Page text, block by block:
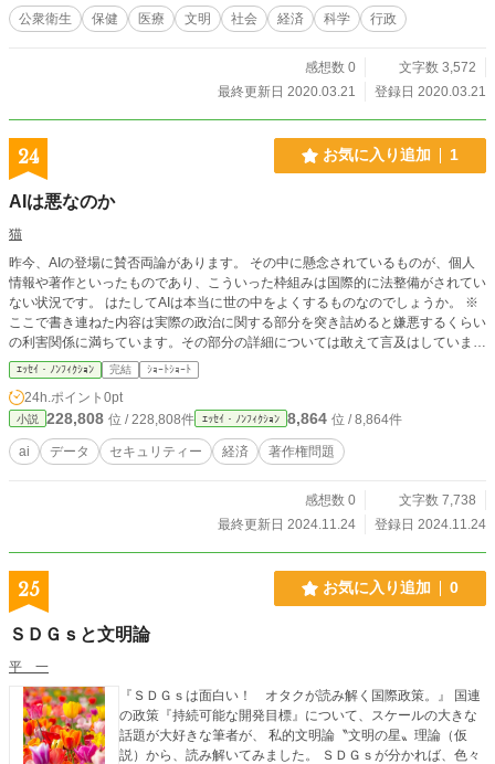
衆衛生技術を挙げるよう、 〝文明の星〟理論を訂正したいと
思います。
公衆衛生 保健 医療 文明 社会 経済 科学 行政
感想数 0
文字数 3,572
最終更新日 2020.03.21
登録日 2020.03.21
24 お気に入り追加 1
AIは悪なのか
猫
昨今、AIの登場に賛否両論があります。 その中に懸念されているものが、個人
情報や著作といったものであり、こういった枠組みは国際的に法整備がされてい
ない状況です。 はたしてAIは本当に世の中をよくするものなのでしょうか。 ※
ここで書き連ねた内容は実際の政治に関する部分を突き詰めると嫌悪するくらい
の利害関係に満ちています。その部分の詳細については敢えて言及はしていませ
ん。
ｴｯｾｲ・ﾉﾝﾌｨｸｼｮﾝ 完結 ｼｮｰﾄｼｮｰﾄ
24h.ポイント 0pt
小説 228,808 位 / 228,808件 ｴｯｾｲ・ﾉﾝﾌｨｸｼｮﾝ 8,864 位 / 8,864件
ai データ セキュリティー 経済 著作権問題
感想数 0
文字数 7,738
最終更新日 2024.11.24
登録日 2024.11.24
25 お気に入り追加 0
ＳＤＧｓと文明論
平 一
『ＳＤＧｓは面白い！ オタクが読み解く国際政策。』 国連
の政策『持続可能な開発目標』について、スケールの大きな
話題が大好きな筆者が、 私的文明論〝文明の星〟理論（仮
説）から、読み解いてみました。 ＳＤＧｓが分かれば、色々